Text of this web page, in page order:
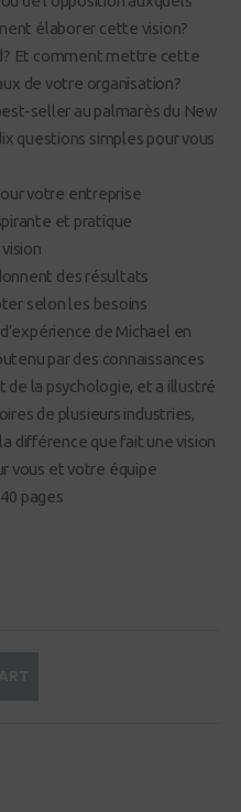
élaborer cette vision?
Et comment mettre cette
de votre organisation?
seller au palmarès du New
questions simples pour vous
votre entreprise
et pratique
des résultats
selon les besoins
de Michael en
par des connaissances
de la psychologie, et a illustré
de plusieurs industries,
différence que fait une vision
vous et votre équipe
pages